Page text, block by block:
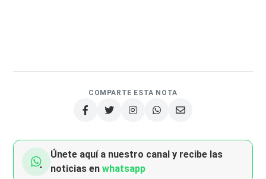
COMPARTE ESTA NOTA
Únete aquí a nuestro canal y recibe las
noticias enwhatsapp